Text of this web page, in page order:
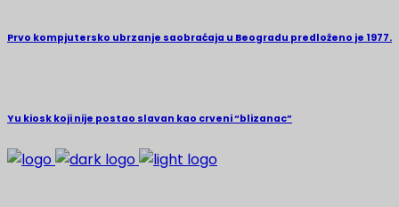
Prvo kompjutersko ubrzanje saobraćaja u Beogradu predloženo je 1977.
Yu kiosk koji nije postao slavan kao crveni “blizanac”